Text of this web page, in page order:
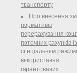
транспорту
Про внесення
нормативів
перерахування
поточних рахунків із
спеціальним
використання
гарантованих